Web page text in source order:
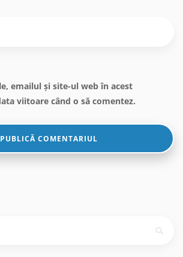
emailul și site-ul web în acest
viitoare când o să comentez.